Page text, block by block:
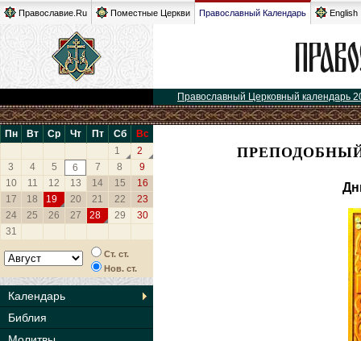
Православие.Ru Поместные Церкви Православный Календарь English
Православный Церковный календарь
Пн Вт Ср Чт Пт Сб
Вс
1
2
3
4 5 6 7 8
9
10
11 12 13 14 15
16
17
18 19 20 21 22
23
24
25 26 27 28 29
30
31
Ст. ст.
Нов. ст.
Календарь
Библия